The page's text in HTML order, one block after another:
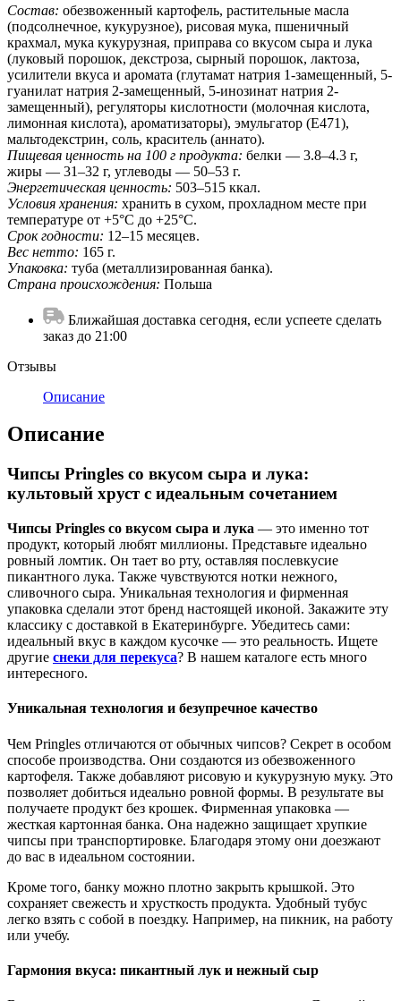
Состав: обезвоженный картофель, растительные масла
(подсолнечное, кукурузное), рисовая мука, пшеничный
крахмал, мука кукурузная, приправа со вкусом сыра и лука
(луковый порошок, декстроза, сырный порошок, лактоза,
усилители вкуса и аромата (глутамат натрия 1-замещенный, 5-
гуанилат натрия 2-замещенный, 5-инозинат натрия 2-
замещенный), регуляторы кислотности (молочная кислота,
лимонная кислота), ароматизаторы), эмульгатор (E471),
мальтодекстрин, соль, краситель (аннато).
Пищевая ценность на 100 г продукта: белки — 3.8–4.3 г,
жиры — 31–32 г, углеводы — 50–53 г.
Энергетическая ценность: 503–515 ккал.
Условия хранения: хранить в сухом, прохладном месте при
температуре от +5°C до +25°C.
Срок годности: 12–15 месяцев.
Вес нетто: 165 г.
Упаковка: туба (металлизированная банка).
Страна происхождения: Польша
Ближайшая доставка сегодня, если успеете сделать
заказ до 21:00
Отзывы
Описание
Описание
Чипсы Pringles со вкусом сыра и лука:
культовый хруст с идеальным сочетанием
Чипсы Pringles со вкусом сыра и лука — это именно тот
продукт, который любят миллионы. Представьте идеально
ровный ломтик. Он тает во рту, оставляя послевкусие
пикантного лука. Также чувствуются нотки нежного,
сливочного сыра. Уникальная технология и фирменная
упаковка сделали этот бренд настоящей иконой. Закажите эту
классику с доставкой в Екатеринбурге. Убедитесь сами:
идеальный вкус в каждом кусочке — это реальность. Ищете
другие снеки для перекуса? В нашем каталоге есть много
интересного.
Уникальная технология и безупречное качество
Чем Pringles отличаются от обычных чипсов? Секрет в особом
способе производства. Они создаются из обезвоженного
картофеля. Также добавляют рисовую и кукурузную муку. Это
позволяет добиться идеально ровной формы. В результате вы
получаете продукт без крошек. Фирменная упаковка —
жесткая картонная банка. Она надежно защищает хрупкие
чипсы при транспортировке. Благодаря этому они доезжают
до вас в идеальном состоянии.
Кроме того, банку можно плотно закрыть крышкой. Это
сохраняет свежесть и хрусткость продукта. Удобный тубус
легко взять с собой в поездку. Например, на пикник, на работу
или учебу.
Гармония вкуса: пикантный лук и нежный сыр